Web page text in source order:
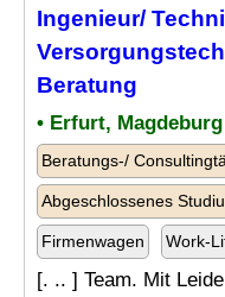
Ingenieur/
Beratung
• Erfurt, Magdeburg
Beratungs-/
Abgeschlossenes
Firmenwagen Work-
[. .. ] Team. Mit